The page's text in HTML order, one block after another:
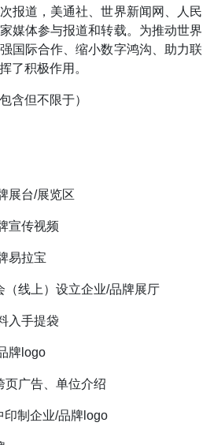
报道，美通社、世界新闻网、人民
媒体参与报道和转载。为推动世界
国际合作、缩小数字鸿沟、助力联
了积极作用。
含但不限于）
展台/展览区
宣传视频
易拉宝
（线上）设立企业/品牌展厅
入手提袋
牌logo
页广告、单位介绍
印制企业/品牌logo